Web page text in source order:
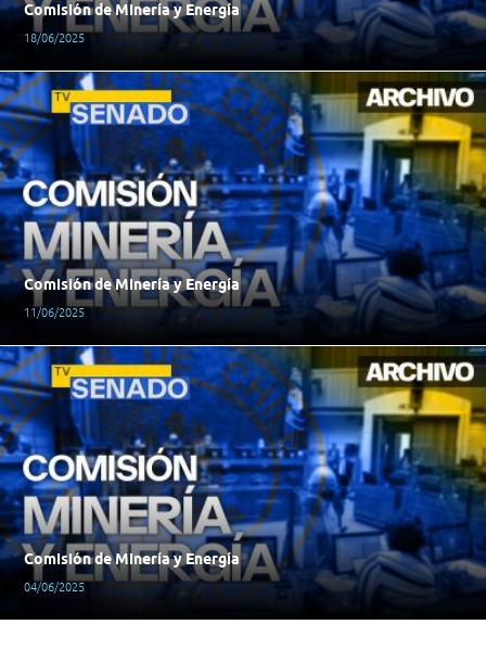
Comisión de Minería y Energía
18/06/2025
Comisión de Minería y Energía
11/06/2025
Comisión de Minería y Energía
04/06/2025